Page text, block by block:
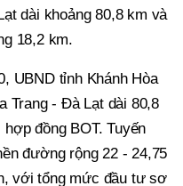
dài khoảng 80,8 km và
18,2 km.
UBND tỉnh Khánh Hòa
Trang - Đà Lạt dài 80,8
đồng BOT. Tuyến
đường rộng 22 - 24,75
với tổng mức đầu tư sơ